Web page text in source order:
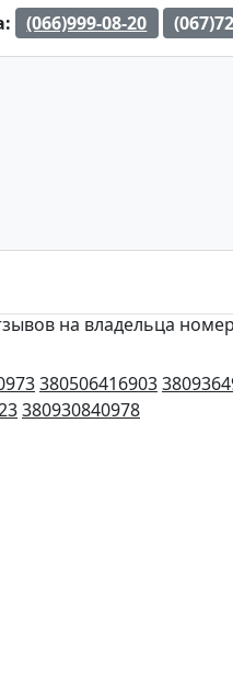
(066)999-08-20
на владельца
380506416903
380930840978